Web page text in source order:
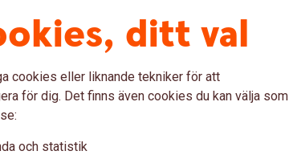
intjänat pensionskapital
kontaktar
ditt val
cookies eller liknande tekniker för att
för dig. Det finns även cookies du kan välja som
och statistik